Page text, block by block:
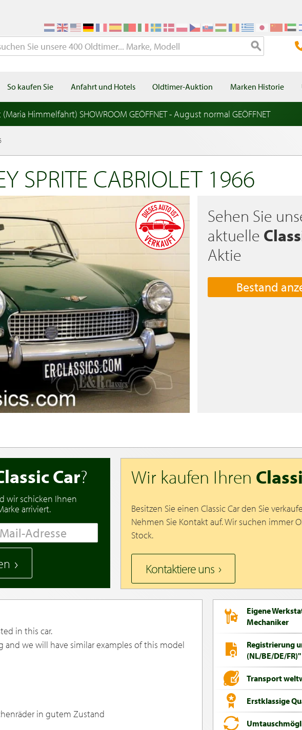
So kaufen Sie Anfahrt und Hotels Oldtimer-Auktion Marken Historie
Himmelfahrt) SHOWROOM GEÖFFNET - August normal GEÖFFNET
SPRITE CABRIOLET 1966
Sehen Sie
aktuelle
Aktie
Bestand
Car?
wir schicken Ihnen
arriviert.
Wir kaufen Ihren
Besitzen Sie einen Classic Car den Sie
Nehmen Sie Kontakt auf. Wir suchen immer
Stock.
Kontaktiere uns
in this car.
we will have similar examples of this model
in gutem Zustand
Eigene
Mechaniker
Registrierung
(NL/BE/DE/FR)"
Transport
Erstklassige